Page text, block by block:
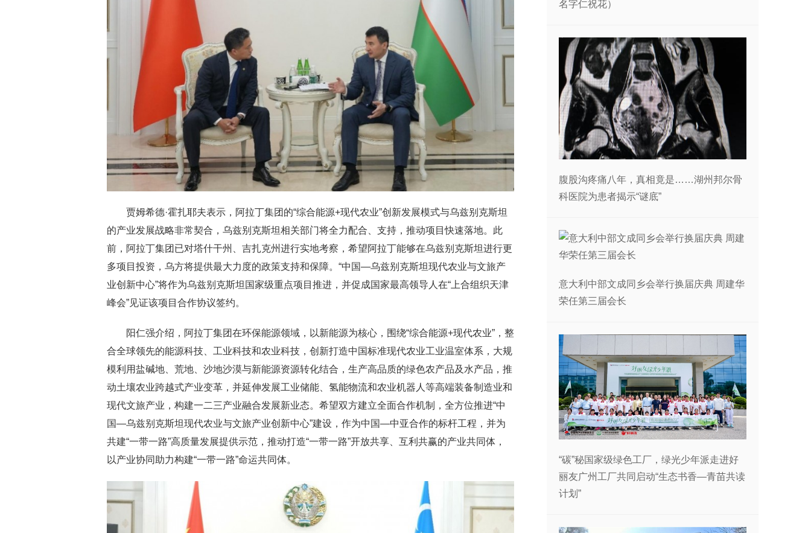
贾姆希德·霍扎耶夫表示，阿拉丁集团的“综合能源+现代农业”创新发展模式与乌兹别克斯坦
的产业发展战略非常契合，乌兹别克斯坦相关部门将全力配合、支持，推动项目快速落地。此
前，阿拉丁集团已对塔什干州、吉扎克州进行实地考察，希望阿拉丁能够在乌兹别克斯坦进行更
多项目投资，乌方将提供最大力度的政策支持和保障。“中国—乌兹别克斯坦现代农业与文旅产
业创新中心”将作为乌兹别克斯坦国家级重点项目推进，并促成国家最高领导人在“上合组织天津
峰会”见证该项目合作协议签约。
阳仁强介绍，阿拉丁集团在环保能源领域，以新能源为核心，围绕“综合能源+现代农业”，整
合全球领先的能源科技、工业科技和农业科技，创新打造中国标准现代农业工业温室体系，大规
模利用盐碱地、荒地、沙地沙漠与新能源资源转化结合，生产高品质的绿色农产品及水产品，推
动土壤农业跨越式产业变革，并延伸发展工业储能、氢能物流和农业机器人等高端装备制造业和
现代文旅产业，构建一二三产业融合发展新业态。希望双方建立全面合作机制，全方位推进“中
国—乌兹别克斯坦现代农业与文旅产业创新中心”建设，作为中国—中亚合作的标杆工程，并为
共建“一带一路”高质量发展提供示范，推动打造“一带一路”开放共享、互利共赢的产业共同体，
以产业协同助力构建“一带一路”命运共同体。
名字仁祝花）
腹股沟疼痛八年，真相竟是……湖州邦尔骨
科医院为患者揭示“谜底”
意大利中部文成同乡会举行换届庆典 周建华
荣任第三届会长
“碳”秘国家级绿色工厂，绿光少年派走进好
丽友广州工厂共同启动“生态书香—青苗共读
计划”